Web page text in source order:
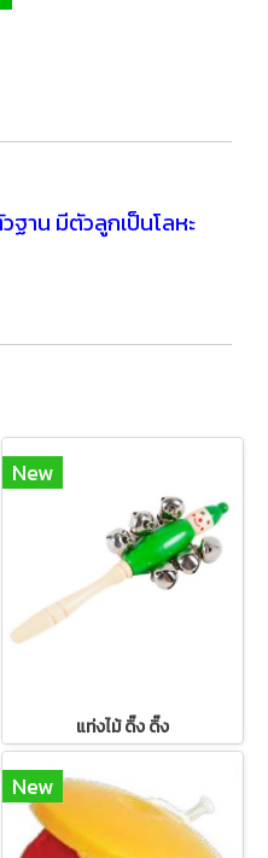
ฐาน มีตัวลูกเป็นโลหะ
New
แท่งไม้ ดิ๊ง ดิ๊ง
New